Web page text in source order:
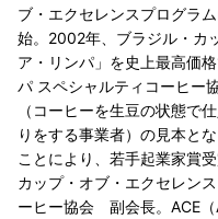
ブ・エクセレンスプログラ
始。2002年、ブラジル・カ
ア・リンパ」を史上最高価
パ スペシャルティコーヒー
（コーヒーを生豆の状態で
りをする事業者）の見本と
ことにより、若手起業家賞受
カップ・オブ・エクセレン
ーヒー協会 副会長。ACE